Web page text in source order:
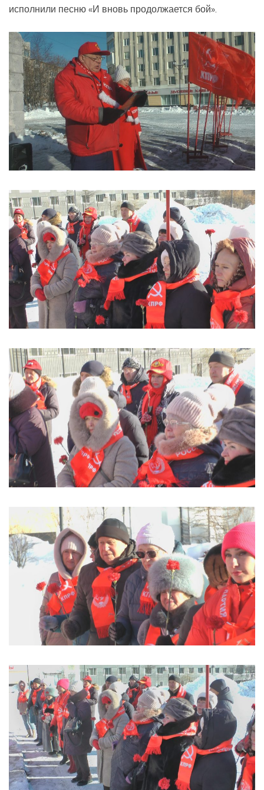
исполнили песню «И вновь продолжается бой».